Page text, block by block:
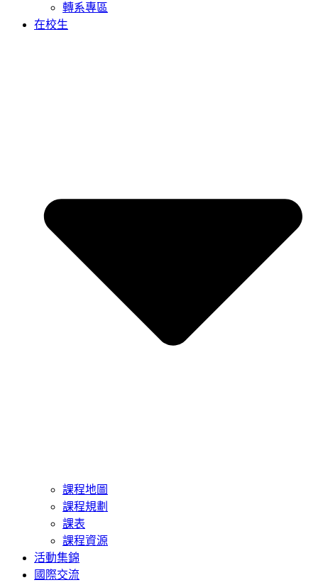
轉系專區
在校生
課程地圖
課程規劃
課表
課程資源
活動集錦
國際交流